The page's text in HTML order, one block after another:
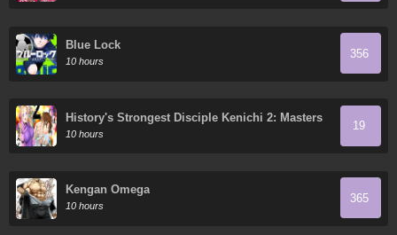
Blue Lock
10 hours
356
History's Strongest Disciple Kenichi 2: Masters
Arc
10 hours
19
Kengan Omega
10 hours
365